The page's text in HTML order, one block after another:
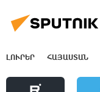
ԼՈՒՐԵՐ ՀԱՅԱՍՏԱՆ